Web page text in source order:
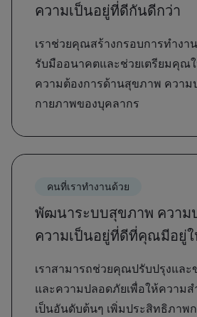
ความเป็นอยู่ที่ดีกันดีกว่า
เราช่วยคุณสร้างกรอบการทำงา
รับมืออนาคตและช่วยเตรียมคุณ
ความต้องการด้านสุขภาพ ความ
กายภาพของบุคลากร
คนที่เราทำงานด้วย
พัฒนาระบบสุขภาพ ความ
ความเป็นอยู่ที่ดีที่คุณมีอยู่
เราสามารถช่วยคุณปรับปรุงแล
และความปลอดภัยเพื่อให้ความ
เป็นอันดับต้นๆ เพิ่มประสิทธิภาพ